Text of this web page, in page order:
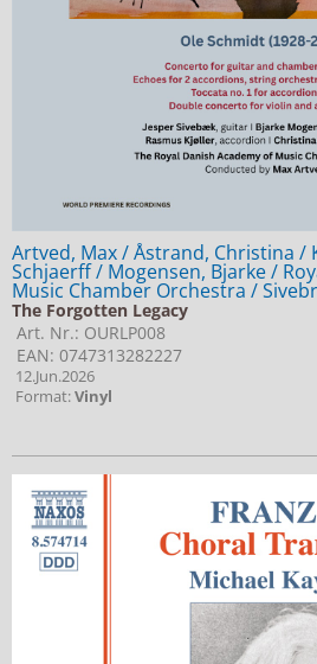
Artved, Max / Åstrand, Christina /
Schjaerff / Mogensen, Bjarke /
Music Chamber Orchestra /
The Forgotten Legacy
Art. Nr.: OURLP008
EAN: 0747313282227
12.Jun.2026
Format:Vinyl